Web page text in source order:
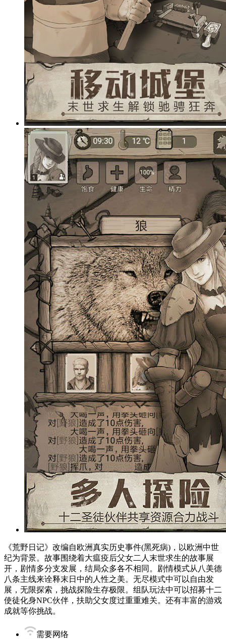
《荒野日记》改编自欧洲真实历史事件(黑死病)，以欧洲中世
纪为背景。故事围绕着大瘟疫后父女二人末世求生的故事展
开，剧情多分支发展，结局众多各不相同。剧情模式从八美德
八条主线来诠释末日中的人性之美。无尽模式中可以自由发
展，无限探索，挑战探险生存极限。组队玩法中可以招募十二
使徒化身NPC伙伴，扶助父女度过重重难关。还有丰富的游戏
成就等你挑战。
需要网络